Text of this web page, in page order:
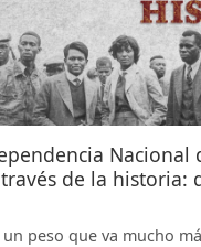
Nacional
de la historia:
peso que va mucho